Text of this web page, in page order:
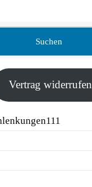
Suchen
Vertrag widerrufen
111